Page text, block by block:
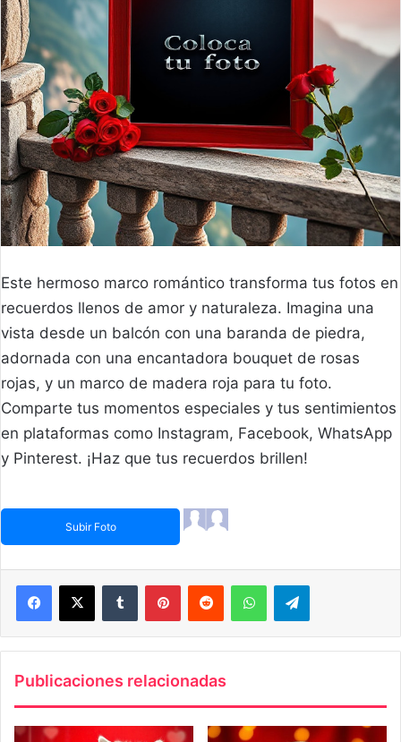
Este hermoso marco romántico transforma tus fotos en
recuerdos llenos de amor y naturaleza. Imagina una
vista desde un balcón con una baranda de piedra,
adornada con una encantadora bouquet de rosas
rojas, y un marco de madera roja para tu foto.
Comparte tus momentos especiales y tus sentimientos
en plataformas como Instagram, Facebook, WhatsApp
y Pinterest. ¡Haz que tus recuerdos brillen!
Subir Foto
Facebook
X Tumblr PinterestReddit WhatsAppTelegram
Publicaciones relacionadas